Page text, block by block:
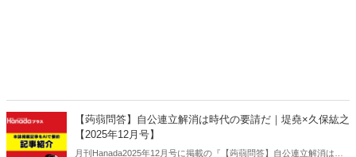
【蒟蒻問答】自公連立解消は時代の要請だ｜堤堯×久保紘之
【2025年12月号】
月刊Hanada2025年12月号に掲載の『【蒟蒻問答】自公連立解消は時